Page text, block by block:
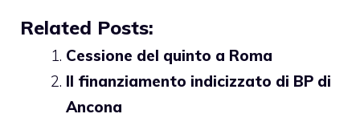
Related Posts:
Cessione del quinto a Roma
Il finanziamento indicizzato di BP di
Ancona